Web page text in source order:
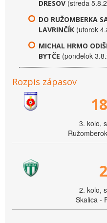
DRESOV (streda
DO RUŽOMBERKA
LAVRINČÍK (utorok
MICHAL HRMO
BYTČE (pondelok
Rozpis zápasov
3. kolo,
2. kolo,
Skalica -